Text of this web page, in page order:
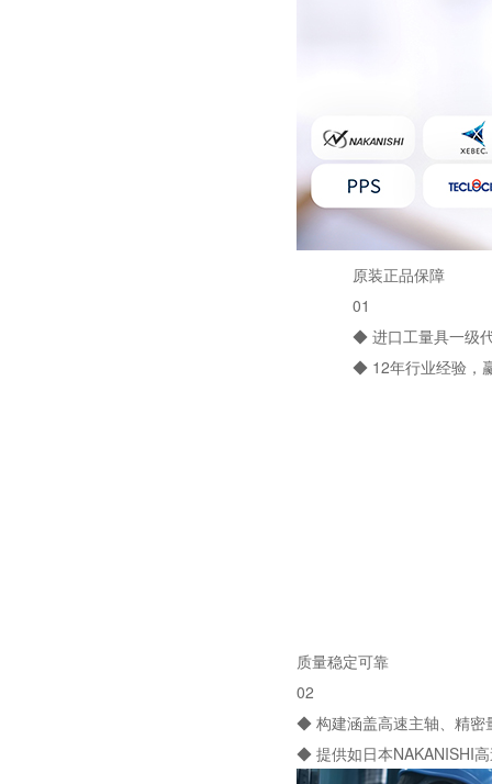
原装正品保障
01
◆ 进口工量具一级
◆ 12年行业经验，
质量稳定可靠
02
◆ 构建涵盖高速主轴、精密
◆ 提供如日本NAKANISHI